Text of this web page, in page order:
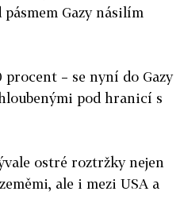
Gazy násilím
procent – se nyní do Gazy
pod hranicí s
ostré roztržky nejen
ale i mezi USA a